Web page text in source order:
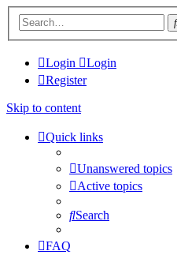
Login
Login
Register
Skip to content
Quick links
Unanswered topics
Active topics
Search
FAQ